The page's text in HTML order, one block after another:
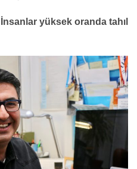
yüksek oranda tahıl